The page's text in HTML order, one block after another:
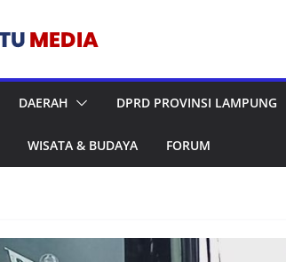
DAERAH DPRD PROVINSI LAMPUNG
WISATA & BUDAYA FORUM